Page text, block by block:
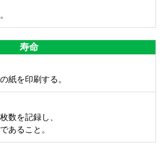
寿命
紙を印刷する。
数を記録し、
あること。